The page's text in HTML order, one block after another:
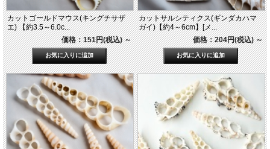
カットゴールドマウス(キングチサザ
エ) 【約3.5～6.0c...
価格：151円(税込)～
カットサルシティクス(ギンダカハマ
ガイ)【約4～6cm】[メ...
価格：204円(税込)～